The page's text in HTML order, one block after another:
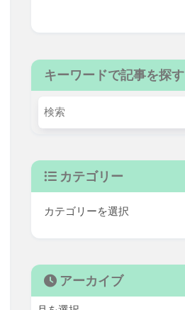
キーワードで記事を探す
カテゴリー
アーカイブ